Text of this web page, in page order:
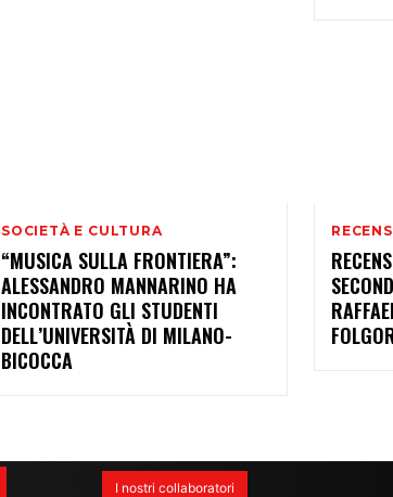
SOCIETÀ E CULTURA
“MUSICA SULLA FRONTIERA”:
ALESSANDRO MANNARINO HA
INCONTRATO GLI STUDENTI
DELL’UNIVERSITÀ DI MILANO-
BICOCCA
I nostri collaboratori